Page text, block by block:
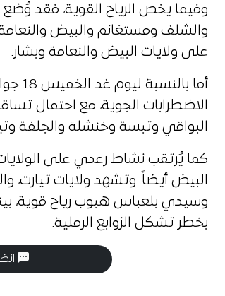
وفيما يخص الرياح القوية، فقد وُضع
والشلف ومستغانم والبيض
على ولايات البيض والنعامة وبشار.
أما
الاضطرابات الجوية، مع احتمال
البواقي وتبسة وخنشلة والجلفة
كما يُرتقب نشاط رعدي على
البيض أيضاً. وتشهد ولايات تيارت،
وسيدي بلعباس هبوب رياح قوية،
بخطر تشكل الزوابع الرملية.